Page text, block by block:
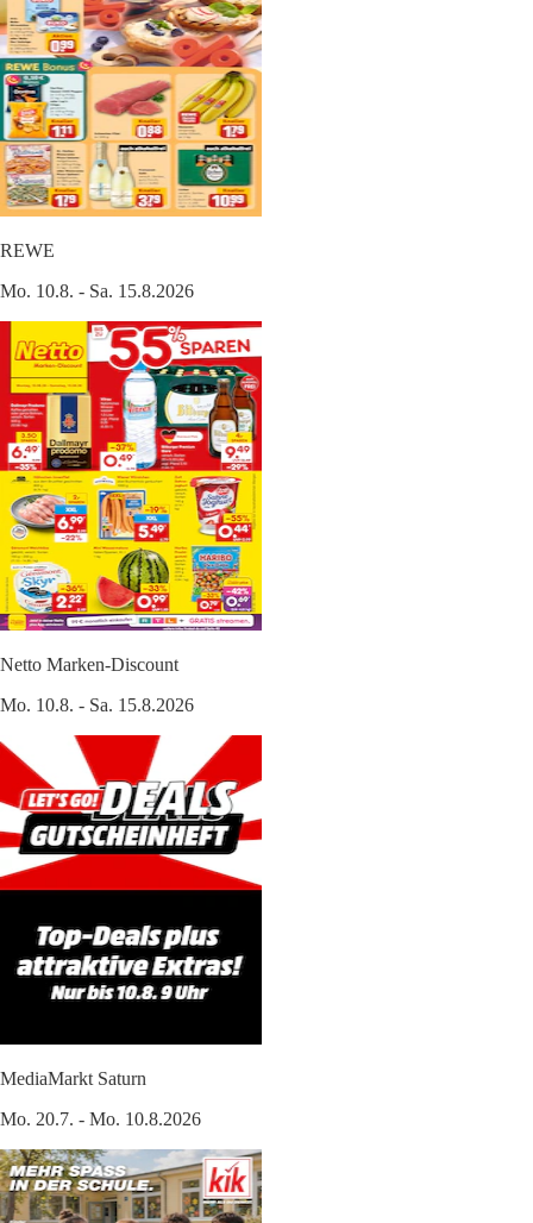
REWE
Mo. 10.8. - Sa. 15.8.2026
Netto Marken-Discount
Mo. 10.8. - Sa. 15.8.2026
MediaMarkt Saturn
Mo. 20.7. - Mo. 10.8.2026